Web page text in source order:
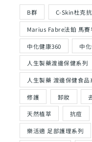
B群 C-Skin杜克
Marius Fabre法鉑 馬賽
中化健康360 中
人生製藥渡邊保健系列
人生製藥 渡邊保健食品
修護 卸妝
天然植萃 抗痘
樂活適 足部護理系列